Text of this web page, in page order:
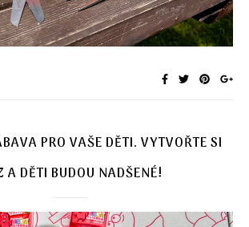
PRO VAŠE DĚTI. VYTVOŘTE SI
A DĚTI BUDOU NADŠENÉ!